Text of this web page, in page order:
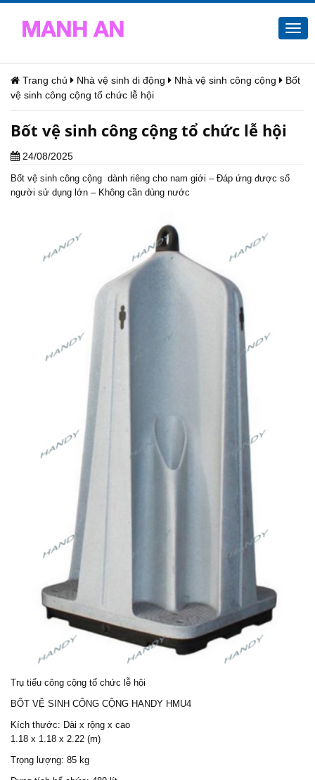
Trang chủ Nhà vệ sinh di động Nhà vệ sinh công cộng
Bốt
vệ sinh công cộng tổ chức lễ hội
Bốt vệ sinh công cộng tổ chức lễ hội
24/08/2025
Bốt vệ sinh công cộng dành riêng cho nam giới – Đáp ứng được số
người sử dụng lớn – Không cần dùng nước
Trụ tiểu công cộng tổ chức lễ hội
BỐT VỆ SINH CÔNG CỘNG HANDY HMU4
Kích thước: Dài x rộng x cao
1.18 x 1.18 x 2.22 (m)
Trọng lượng: 85 kg